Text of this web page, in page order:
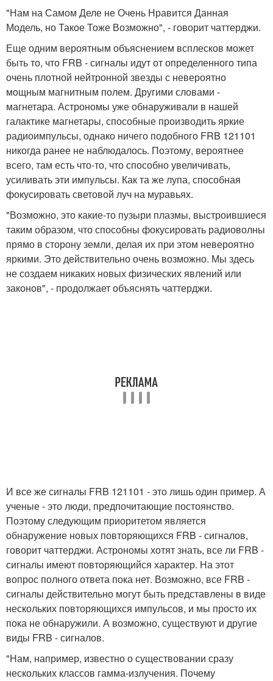
"Нам на Самом Деле не Очень Нравится Данная
Модель, но Такое Тоже Возможно", - говорит чаттерджи.
Еще одним вероятным объяснением всплесков может
быть то, что FRB - сигналы идут от определенного типа
очень плотной нейтронной звезды с невероятно
мощным магнитным полем. Другими словами -
магнетара. Астрономы уже обнаруживали в нашей
галактике магнетары, способные производить яркие
радиоимпульсы, однако ничего подобного FRB 121101
никогда ранее не наблюдалось. Поэтому, вероятнее
всего, там есть что-то, что способно увеличивать,
усиливать эти импульсы. Как та же лупа, способная
фокусировать световой луч на муравьях.
"Возможно, это какие-то пузыри плазмы, выстроившиеся
таким образом, что способны фокусировать радиоволны
прямо в сторону земли, делая их при этом невероятно
яркими. Это действительно очень возможно. Мы здесь
не создаем никаких новых физических явлений или
законов", - продолжает объяснять чаттерджи.
И все же сигналы FRB 121101 - это лишь один пример. А
ученые - это люди, предпочитающие постоянство.
Поэтому следующим приоритетом является
обнаружение новых повторяющихся FRB - сигналов,
говорит чаттерджи. Астрономы хотят знать, все ли FRB -
сигналы имеют повторяющийся характер. На этот
вопрос полного ответа пока нет. Возможно, все FRB -
сигналы действительно могут быть представлены в виде
нескольких повторяющихся импульсов, и мы просто их
пока не обнаружили. А возможно, существуют и другие
виды FRB - сигналов.
"Нам, например, известно о существовании сразу
нескольких классов гамма-излучения. Почему